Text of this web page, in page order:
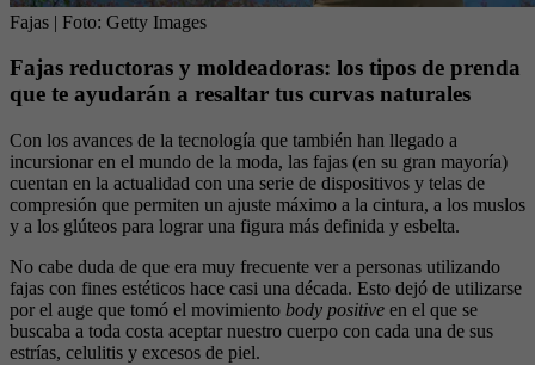
Fajas | Foto: Getty Images
Fajas reductoras y moldeadoras: los tipos de prenda
que te ayudarán a resaltar tus curvas naturales
Con los avances de la tecnología que también han llegado a
incursionar en el mundo de la moda, las fajas (en su gran mayoría)
cuentan en la actualidad con una serie de dispositivos y telas de
compresión que permiten un ajuste máximo a la cintura, a los muslos
y a los glúteos para lograr una figura más definida y esbelta.
No cabe duda de que era muy frecuente ver a personas utilizando
fajas con fines estéticos hace casi una década. Esto dejó de utilizarse
por el auge que tomó el movimiento body positive en el que se
buscaba a toda costa aceptar nuestro cuerpo con cada una de sus
estrías, celulitis y excesos de piel.